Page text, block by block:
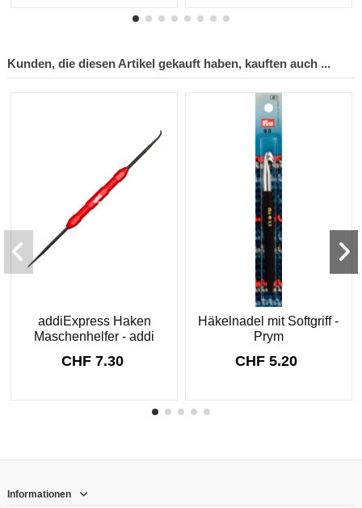
Kunden, die diesen Artikel gekauft haben, kauften auch ...
addiExpress Haken
Maschenhelfer - addi
CHF 7.30
Häkelnadel mit Softgriff -
Prym
CHF 5.20
Informationen